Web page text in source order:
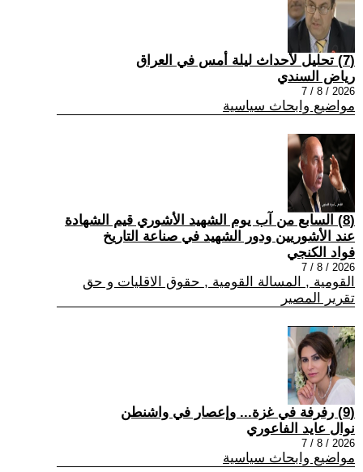
(7) تحليل لأحداث ليلة أمس في العراق
رياض السندي
2026 / 8 / 7
مواضيع وابحاث سياسية
(8) السابع من آب يوم الشهيد الأشوري قيم الشهادة
عند الأشوريين ودور الشهيد في صناعة التاريخ
فواد الكنجي
2026 / 8 / 7
القومية , المسالة القومية , حقوق الاقليات و حق
تقرير المصير
(9) رفرفة في غزة... وإعصار في واشنطن
نوال عايد الفاعوري
2026 / 8 / 7
مواضيع وابحاث سياسية